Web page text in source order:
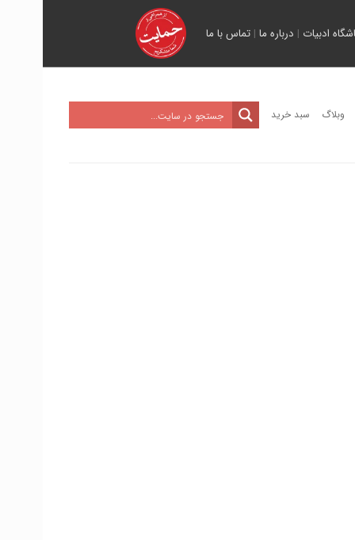
ادبیات | درباره ما |تماس با ما
وبلاگ سبد خرید